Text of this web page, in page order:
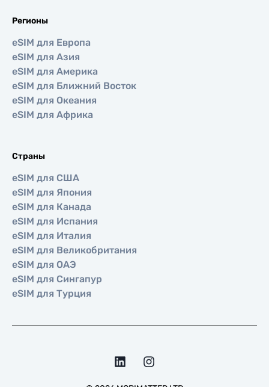
Регионы
eSIM для Европа
eSIM для Азия
eSIM для Америка
eSIM для Ближний Восток
eSIM для Океания
eSIM для Африка
Страны
eSIM для США
eSIM для Япония
eSIM для Канада
eSIM для Испания
eSIM для Италия
eSIM для Великобритания
eSIM для ОАЭ
eSIM для Сингапур
eSIM для Турция